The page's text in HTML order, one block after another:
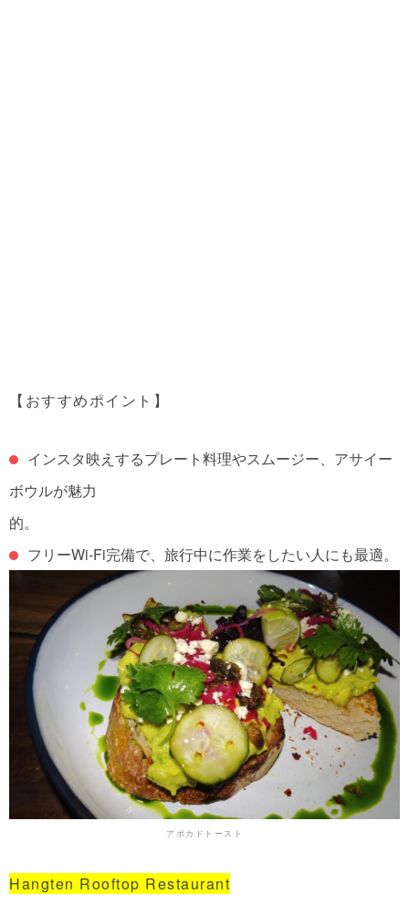
【おすすめポイント】
インスタ映えするプレート料理やスムージー、アサイー
ボウルが魅力
的。
フリーWi-Fi完備で、旅行中に作業をしたい人にも最適。
アボカドトースト
Hangten Rooftop Restaurant